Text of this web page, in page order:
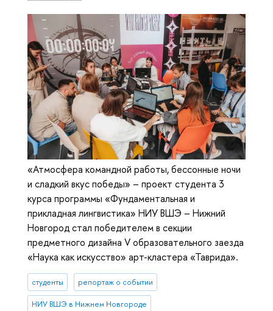
«Атмосфера командной работы, бессонные ночи
и сладкий вкус победы» – проект студента 3
курса программы «Фундаментальная и
прикладная лингвистика» НИУ ВШЭ – Нижний
Новгород стал победителем в секции
предметного дизайна V образовательного заезда
«Наука как искусство» арт-кластера «Таврида».
студенты репортаж о событии
НИУ ВШЭ в Нижнем Новгороде